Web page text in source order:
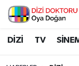
DİZİ TV
İstanbul